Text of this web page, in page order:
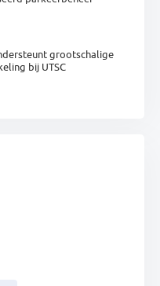
grootschalige
bij UTSC